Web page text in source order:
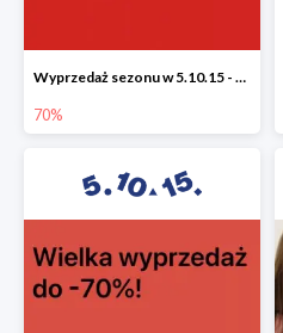
Wyprzedaż sezonu w 5.10.15 - cały asortyment -70%
70%